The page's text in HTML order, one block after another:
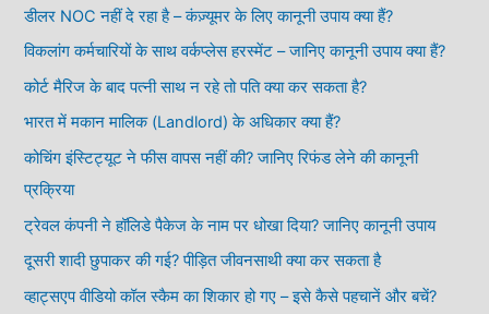
डीलर NOC नहीं दे रहा है – कंज़्यूमर के लिए कानूनी उपाय क्या हैं?
विकलांग कर्मचारियों के साथ वर्कप्लेस हरस्मेंट – जानिए कानूनी उपाय क्या हैं?
कोर्ट मैरिज के बाद पत्नी साथ न रहे तो पति क्या कर सकता है?
भारत में मकान मालिक (Landlord) के अधिकार क्या हैं?
कोचिंग इंस्टिट्यूट ने फीस वापस नहीं की? जानिए रिफंड लेने की कानूनी
प्रक्रिया
ट्रेवल कंपनी ने हॉलिडे पैकेज के नाम पर धोखा दिया? जानिए कानूनी उपाय
दूसरी शादी छुपाकर की गई? पीड़ित जीवनसाथी क्या कर सकता है
व्हाट्सएप वीडियो कॉल स्कैम का शिकार हो गए – इसे कैसे पहचानें और बचें?